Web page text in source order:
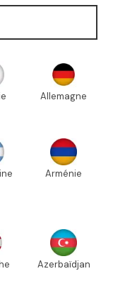
Allemagne
Arménie
Azerbaïdjan